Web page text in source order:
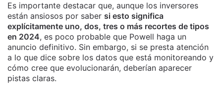
Es importante destacar que, aunque los inversores
están ansiosos por saber si esto significa
explícitamente uno, dos, tres o más recortes de tipos
en 2024, es poco probable que Powell haga un
anuncio definitivo. Sin embargo, si se presta atención
a lo que dice sobre los datos que está monitoreando y
cómo cree que evolucionarán, deberían aparecer
pistas claras.